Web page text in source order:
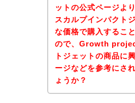
ットの公式ページ
スカルプインパクト
な価格で購入するこ
ので、Growth
トジェットの商品に
ージなどを参考にさ
ょうか？